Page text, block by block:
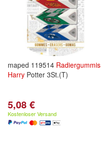
maped 119514 Radiergummis
Harry Potter 3St.(T)
5,08 €
Kostenloser Versand